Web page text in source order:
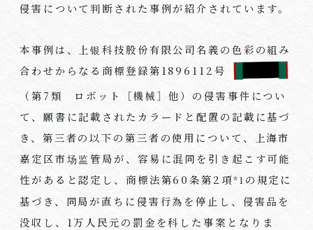
侵害について判断された事例が紹介されています。
本事例は、上银科技股份有限公司名義の色彩の組み
合わせからなる商標登録第1896112号
（第7類 ロボット［機械］他）の侵害事件につい
て、願書に記載されたカラードと配置の記載に基づ
き、第三者の以下の第三者の使用について、上海市
嘉定区市场监管局が、容易に混同を引き起こす可能
性があると認定し、商標法第60条第2 項*1 の規定に
基づき、同局が直ちに侵害行為を停止し、侵害品を
没収し、 1万人民元の罰金を科した事案となりま